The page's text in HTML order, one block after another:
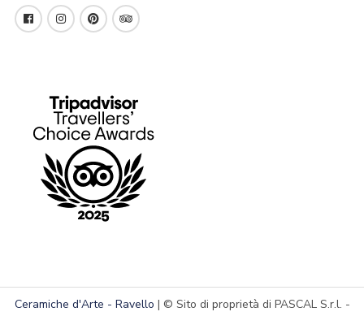
Ceramiche d'Arte - Ravello | © Sito di proprietà di PASCAL S.r.l. -